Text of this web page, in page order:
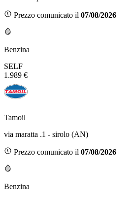
Prezzo comunicato il 07/08/2026
Benzina
SELF
1.989 €
Tamoil
via maratta .1 - sirolo (AN)
Prezzo comunicato il 07/08/2026
Benzina